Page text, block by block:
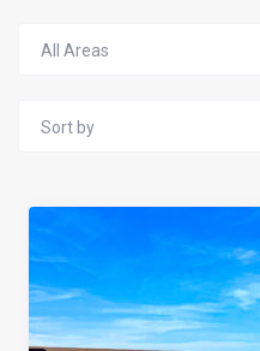
All Areas
Sort by